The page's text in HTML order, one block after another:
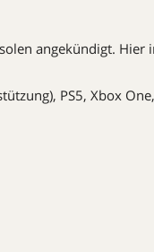
angekündigt. Hier
PS5, Xbox